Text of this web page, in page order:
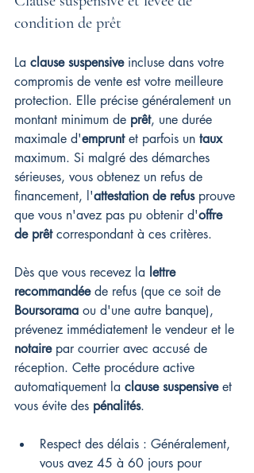
condition de prêt
La clause suspensive incluse dans votre
compromis de vente est votre meilleure
protection. Elle précise généralement un
montant minimum de prêt, une durée
maximale d'emprunt et parfois un taux
maximum. Si malgré des démarches
sérieuses, vous obtenez un refus de
financement, l'attestation de refus prouve
que vous n'avez pas pu obtenir d'offre
de prêt correspondant à ces critères.
Dès que vous recevez la lettre
recommandée de refus (que ce soit de
Boursorama ou d'une autre banque),
prévenez immédiatement le vendeur et le
notaire par courrier avec accusé de
réception. Cette procédure active
automatiquement la clause suspensive et
vous évite des pénalités.
Respect des délais : Généralement,
vous avez 45 à 60 jours pour